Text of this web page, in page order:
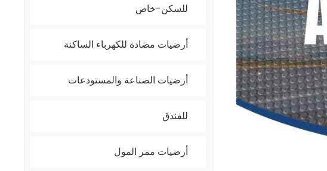
للسكن-خاص
أرضيات مضادة للكهرباء الساكنة
أرضيات الصناعة والمستودعات
للفندق
أرضيات ممر المول